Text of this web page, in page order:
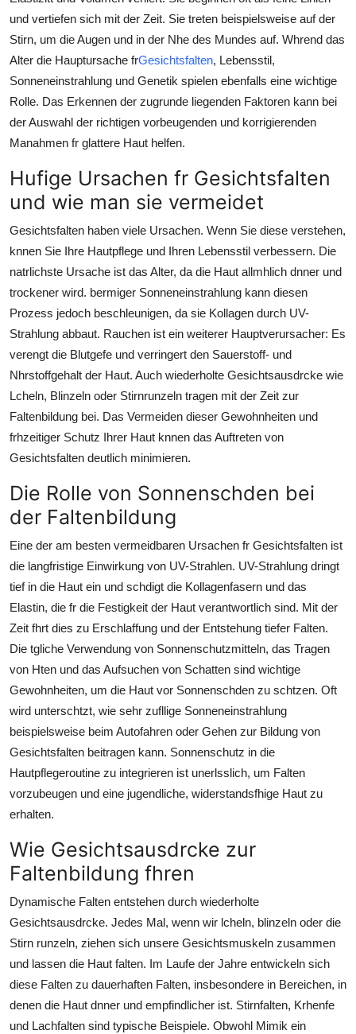
Hosting
Real Estate
General
Top 10
Support Number
und vertiefen sich mit der Zeit. Sie treten beispielsweise auf der
Stirn, um die Augen und in der Nhe des Mundes auf. Whrend das
Alter die Hauptursache frGesichtsfalten, Lebensstil,
Sonneneinstrahlung und Genetik spielen ebenfalls eine wichtige
Rolle. Das Erkennen der zugrunde liegenden Faktoren kann bei
der Auswahl der richtigen vorbeugenden und korrigierenden
Manahmen fr glattere Haut helfen.
Hufige Ursachen fr Gesichtsfalten
und wie man sie vermeidet
Gesichtsfalten haben viele Ursachen. Wenn Sie diese verstehen,
knnen Sie Ihre Hautpflege und Ihren Lebensstil verbessern. Die
natrlichste Ursache ist das Alter, da die Haut allmhlich dnner und
trockener wird. bermiger Sonneneinstrahlung kann diesen
Prozess jedoch beschleunigen, da sie Kollagen durch UV-
Strahlung abbaut. Rauchen ist ein weiterer Hauptverursacher: Es
verengt die Blutgefe und verringert den Sauerstoff- und
Nhrstoffgehalt der Haut. Auch wiederholte Gesichtsausdrcke wie
Lcheln, Blinzeln oder Stirnrunzeln tragen mit der Zeit zur
Faltenbildung bei. Das Vermeiden dieser Gewohnheiten und
frhzeitiger Schutz Ihrer Haut knnen das Auftreten von
Gesichtsfalten deutlich minimieren.
Die Rolle von Sonnenschden bei
der Faltenbildung
Eine der am besten vermeidbaren Ursachen fr Gesichtsfalten ist
die langfristige Einwirkung von UV-Strahlen. UV-Strahlung dringt
tief in die Haut ein und schdigt die Kollagenfasern und das
Elastin, die fr die Festigkeit der Haut verantwortlich sind. Mit der
Zeit fhrt dies zu Erschlaffung und der Entstehung tiefer Falten.
Die tgliche Verwendung von Sonnenschutzmitteln, das Tragen
von Hten und das Aufsuchen von Schatten sind wichtige
Gewohnheiten, um die Haut vor Sonnenschden zu schtzen. Oft
wird unterschtzt, wie sehr zufllige Sonneneinstrahlung
beispielsweise beim Autofahren oder Gehen zur Bildung von
Gesichtsfalten beitragen kann. Sonnenschutz in die
Hautpflegeroutine zu integrieren ist unerlsslich, um Falten
vorzubeugen und eine jugendliche, widerstandsfhige Haut zu
erhalten.
Wie Gesichtsausdrcke zur
Faltenbildung fhren
Dynamische Falten entstehen durch wiederholte
Gesichtsausdrcke. Jedes Mal, wenn wir lcheln, blinzeln oder die
Stirn runzeln, ziehen sich unsere Gesichtsmuskeln zusammen
und lassen die Haut falten. Im Laufe der Jahre entwickeln sich
diese Falten zu dauerhaften Falten, insbesondere in Bereichen, in
denen die Haut dnner und empfindlicher ist. Stirnfalten, Krhenfe
und Lachfalten sind typische Beispiele. Obwohl Mimik ein